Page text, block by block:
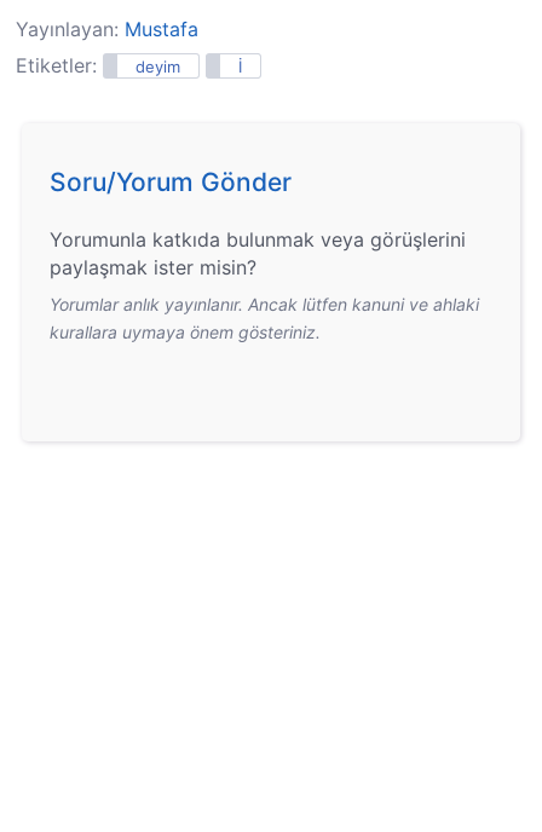
Yayınlayan: Mustafa
Etiketler:
deyim İ
Soru/Yorum Gönder
Yorumunla katkıda bulunmak veya görüşlerini
paylaşmak ister misin?
Yorumlar anlık yayınlanır. Ancak lütfen kanuni ve ahlaki
kurallara uymaya önem gösteriniz.